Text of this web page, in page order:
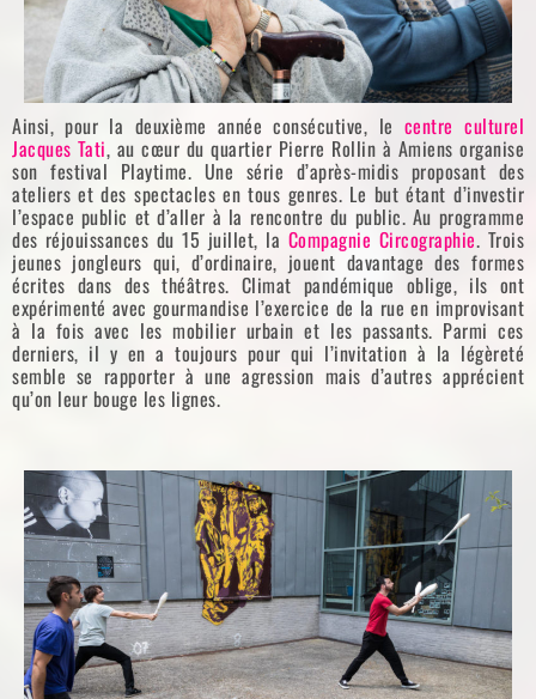
Ainsi, pour la deuxième année consécutive, le centre culturel
Jacques Tati, au cœur du quartier Pierre Rollin à Amiens organise
son festival Playtime. Une série d’après-midis proposant des
ateliers et des spectacles en tous genres. Le but étant d’investir
l’espace public et d’aller à la rencontre du public. Au programme
des réjouissances du 15 juillet, la Compagnie Circographie. Trois
jeunes jongleurs qui, d’ordinaire, jouent davantage des formes
écrites dans des théâtres. Climat pandémique oblige, ils ont
expérimenté avec gourmandise l’exercice de la rue en improvisant
à la fois avec les mobilier urbain et les passants. Parmi ces
derniers, il y en a toujours pour qui l’invitation à la légèreté
semble se rapporter à une agression mais d’autres apprécient
qu’on leur bouge les lignes.